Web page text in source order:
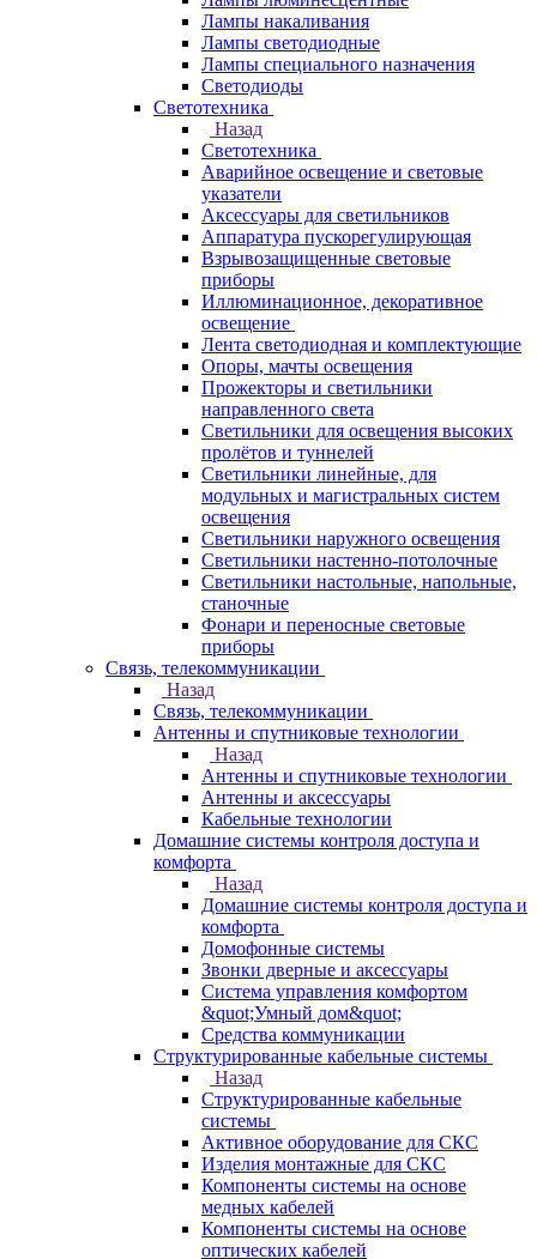
Лампы накаливания
Лампы светодиодные
Лампы специального назначения
Светодиоды
Светотехника
Назад
Светотехника
Аварийное освещение и световые
указатели
Аксессуары для светильников
Аппаратура пускорегулирующая
Взрывозащищенные световые
приборы
Иллюминационное, декоративное
освещение
Лента светодиодная и комплектующие
Опоры, мачты освещения
Прожекторы и светильники
направленного света
Светильники для освещения высоких
пролётов и туннелей
Светильники линейные, для
модульных и магистральных систем
освещения
Светильники наружного освещения
Светильники настенно-потолочные
Светильники настольные, напольные,
станочные
Фонари и переносные световые
приборы
Связь, телекоммуникации
Назад
Связь, телекоммуникации
Антенны и спутниковые технологии
Назад
Антенны и спутниковые технологии
Антенны и аксессуары
Кабельные технологии
Домашние системы контроля доступа и
комфорта
Назад
Домашние системы контроля доступа и
комфорта
Домофонные системы
Звонки дверные и аксессуары
Система управления комфортом
&quot;Умный дом&quot;
Средства коммуникации
Структурированные кабельные системы
Назад
Структурированные кабельные
системы
Активное оборудование для СКС
Изделия монтажные для СКС
Компоненты системы на основе
медных кабелей
Компоненты системы на основе
оптических кабелей